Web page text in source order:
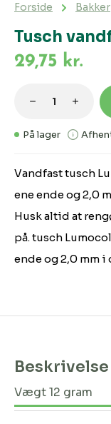
Tusch
Forside Bakker
Vandfast tusch
ene ende og 2,0
Husk altid at
på. tusch
ende og 2,0 mm i
29,75 kr.
På lager
Beskrivelse
Vægt 12 gram